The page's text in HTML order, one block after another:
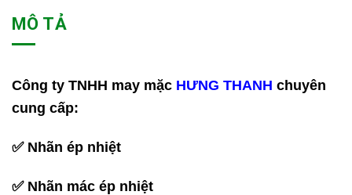
MÔ TẢ
Công ty TNHH may mặc HƯNG THANH chuyên
cung cấp:
✅ Nhãn ép nhiệt
✅ Nhãn mác ép nhiệt